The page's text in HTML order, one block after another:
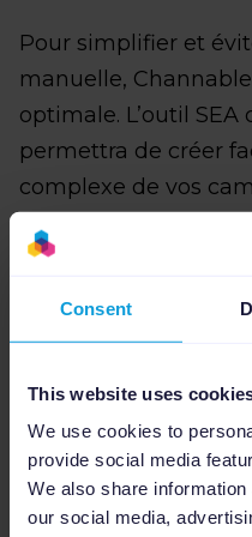
Consent
This website uses
We use cookies to
provide social media
We also share
our social media,
Pour simplifier et
manuelle,
optimale. L’outil
permettra de créer
complexe de vos
Sélectionnez les
spécifique, et
champs dynamiques
5 raisons d’utiliser
campagnes